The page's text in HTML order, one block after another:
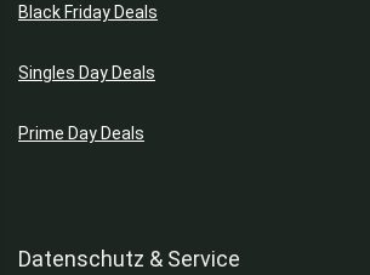
Black Friday Deals
Singles Day Deals
Prime Day Deals
Datenschutz & Service